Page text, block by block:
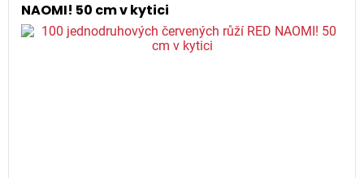
NAOMI! 50 cm v kytici